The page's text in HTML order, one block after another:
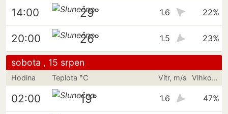
14:00 29° 1.6 22%
20:00 26° 1.5 23%
sobota , 15 srpen
Hodina Teplota °C Vítr, m/s Vlhkost vzduchu
02:00 19° 1.6 47%